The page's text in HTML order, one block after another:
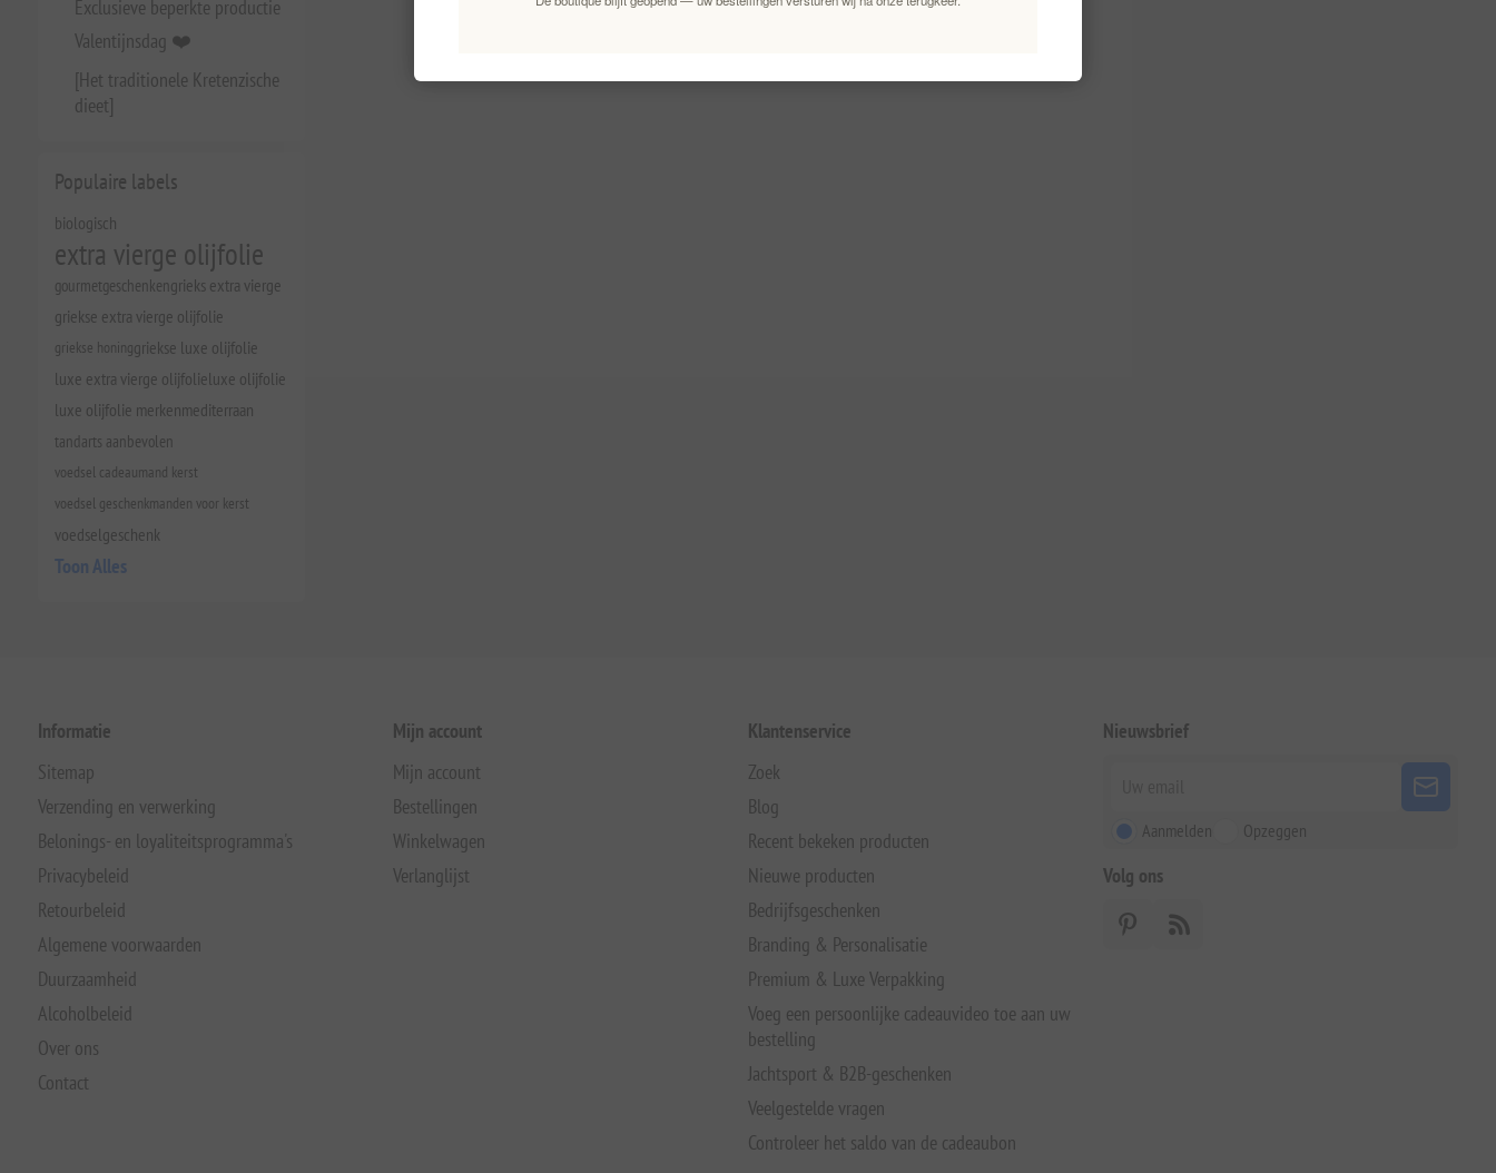
Exclusieve beperkte productie
Valentijnsdag ❤️
[Het traditionele Kretenzische
dieet]
Populaire labels
biologisch
extra vierge olijfolie
gourmetgeschenkengrieks extra vierge
griekse extra vierge olijfolie
griekse honinggriekse luxe olijfolie
luxe extra vierge olijfolieluxe olijfolie
luxe olijfolie merkenmediterraan
tandarts aanbevolen
voedsel cadeaumand kerst
voedsel geschenkmanden voor kerst
voedselgeschenk
Toon Alles
Informatie
Sitemap
Verzending en verwerking
Belonings- en loyaliteitsprogramma's
Privacybeleid
Retourbeleid
Algemene voorwaarden
Duurzaamheid
Alcoholbeleid
Over ons
Contact
Mijn account
Mijn account
Bestellingen
Winkelwagen
Verlanglijst
Klantenservice
Zoek
Blog
Recent bekeken producten
Nieuwe producten
Bedrijfsgeschenken
Branding & Personalisatie
Premium & Luxe Verpakking
Voeg een persoonlijke cadeauvideo toe aan uw
bestelling
Jachtsport & B2B-geschenken
Veelgestelde vragen
Controleer het saldo van de cadeaubon
Nieuwsbrief
Aanmelden Opzeggen
Volg ons